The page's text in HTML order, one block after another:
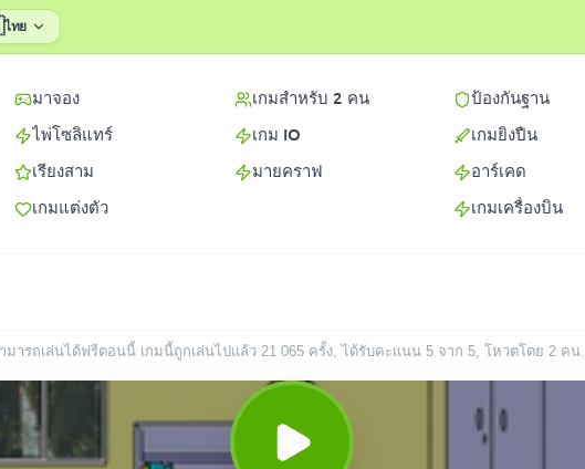
ไทย
มาจอง
ไพ่โซลิแทร์
เรียงสาม
เกมแต่งตัว
เกมสำหรับ 2 คน
เกม IO
มายคราฟ
ป้องกันฐาน
เกมยิงปืน
อาร์เคด
เกมเครื่องบิน
ารถเล่นได้ฟรีตอนนี้ เกมนี้ถูกเล่นไปแล้ว 21 065 ครั้ง, ได้รับคะแนน 5 จาก 5, โหวตโดย 2 คน.